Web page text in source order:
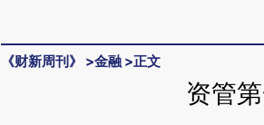
《财新周刊》 >金融 >正文
资管